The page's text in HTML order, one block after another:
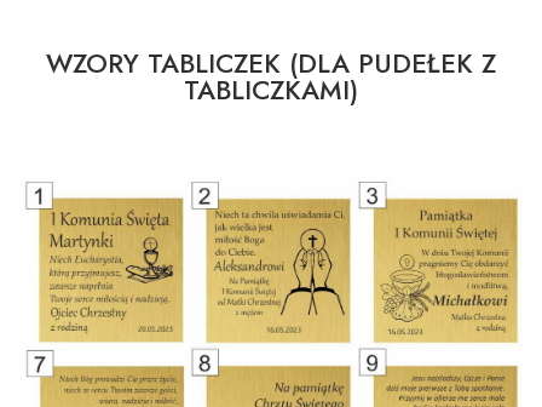
WZORY TABLICZEK (DLA PUDEŁEK Z
TABLICZKAMI)